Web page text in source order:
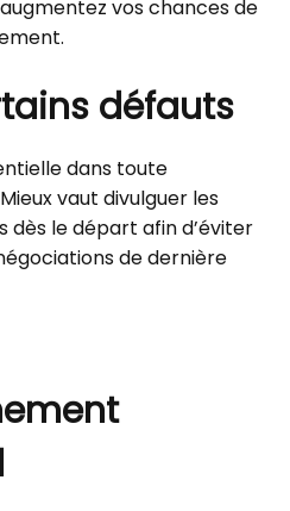
vos chances de
défauts
dans toute
vaut divulguer les
le départ afin d’éviter
de dernière